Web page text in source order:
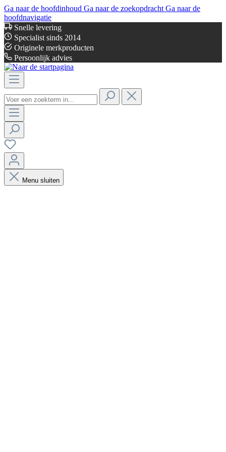
Ga naar de hoofdinhoud Ga naar de zoekopdracht Ga naar de
hoofdnavigatie
Snelle levering
Specialist sinds 2014
Originele merkproducten
Persoonlijk advies
Menu sluiten